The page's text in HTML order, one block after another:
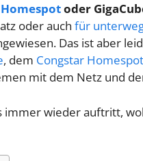
Homespotoder
oder auch für
Das ist aber
, dem Congstar Homespot
mit dem Netz und
immer wieder auftritt,